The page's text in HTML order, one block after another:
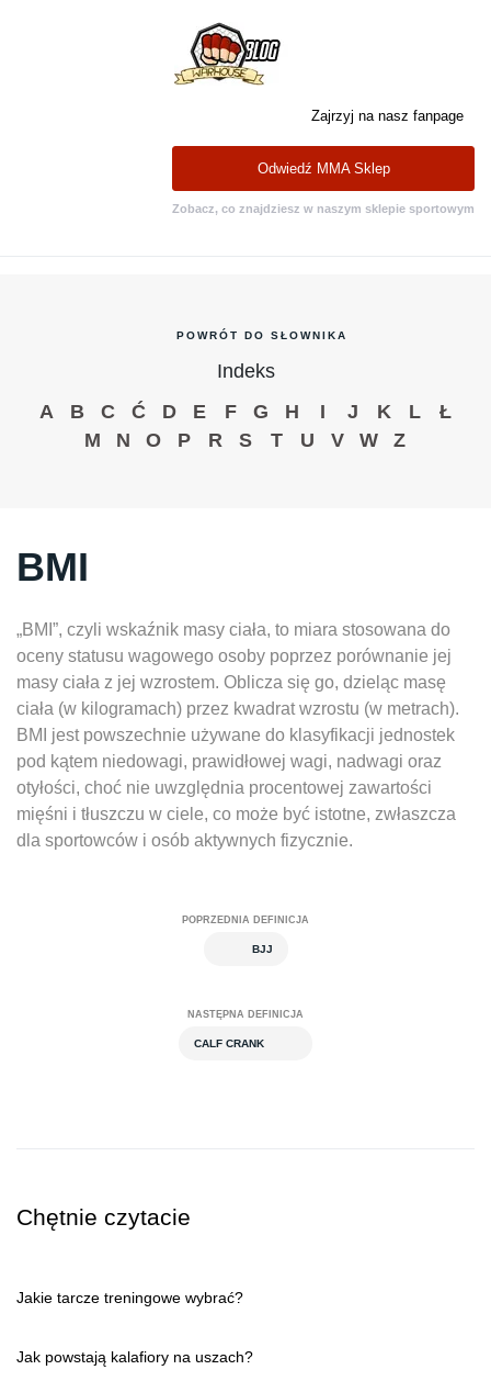
Zajrzyj na nasz fanpage
Odwiedź MMA Sklep
Zobacz, co znajdziesz w naszym sklepie sportowym
POWRÓT DO SŁOWNIKA
Indeks
A
B C Ć D E F G H I J K L
Ł
M
N O P R S T U V W Z
BMI
„BMI”, czyli wskaźnik masy ciała, to miara stosowana do
oceny statusu wagowego osoby poprzez porównanie jej
masy ciała z jej wzrostem. Oblicza się go, dzieląc masę
ciała (w kilogramach) przez kwadrat wzrostu (w metrach).
BMI jest powszechnie używane do klasyfikacji jednostek
pod kątem niedowagi, prawidłowej wagi, nadwagi oraz
otyłości, choć nie uwzględnia procentowej zawartości
mięśni i tłuszczu w ciele, co może być istotne, zwłaszcza
dla sportowców i osób aktywnych fizycznie.
POPRZEDNIA DEFINICJA
BJJ
NASTĘPNA DEFINICJA
CALF CRANK
Chętnie czytacie
Jakie tarcze treningowe wybrać?
Jak powstają kalafiory na uszach?